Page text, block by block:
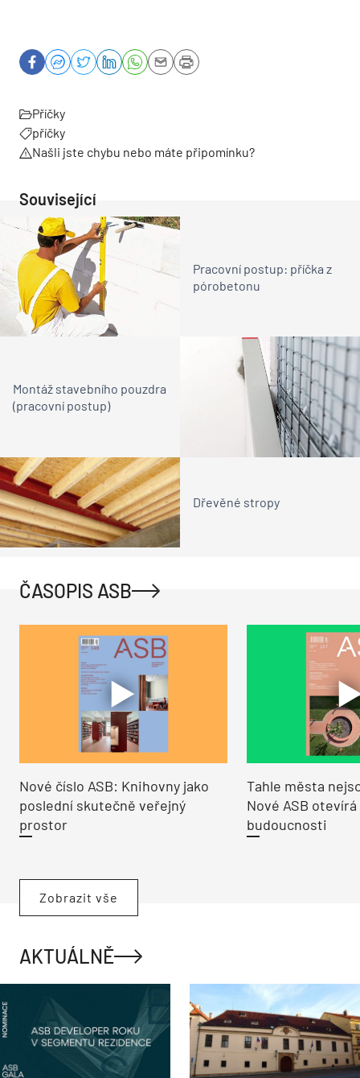
Příčky
příčky
Našli jste chybu nebo máte připomínku?
Související
Pracovní postup: příčka z
pórobetonu
Montáž stavebního pouzdra
(pracovní postup)
Dřevěné stropy
ČASOPIS ASB
Nové číslo ASB: Knihovny jako
poslední skutečně veřejný
prostor
Tahle města
Nové ASB
budoucnosti
Zobrazit vše
AKTUÁLNĚ